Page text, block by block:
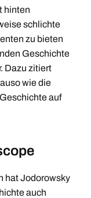
hinten
schlichte
zu bieten
Geschichte
Dazu zitiert
wie die
auf
hat Jodorowsky
auch